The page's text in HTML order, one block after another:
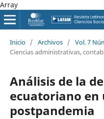
Array
Inicio / Archivos / Vol. 7
Ciencias administrativas,
Análisis de la
ecuatoriano en
postpandemia